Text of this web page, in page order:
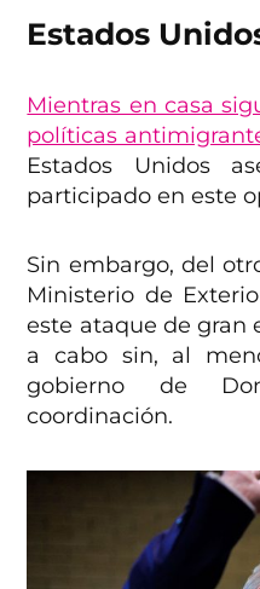
Estados
Mientras en casa
políticas
Estados Unidos
participado en este
Sin embargo, del
Ministerio de
este ataque de gran
a cabo sin, al
gobierno de
coordinación.